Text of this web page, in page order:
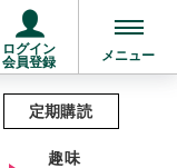
ログイン
会員登録
メニュー
趣味
定期購読